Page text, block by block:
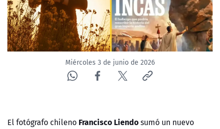
CANAL DE DENUNCIAS
ÁREA DE PROYECTOS
Miércoles 3 de junio de 2026
El fotógrafo chileno Francisco Liendosumó un nuevo